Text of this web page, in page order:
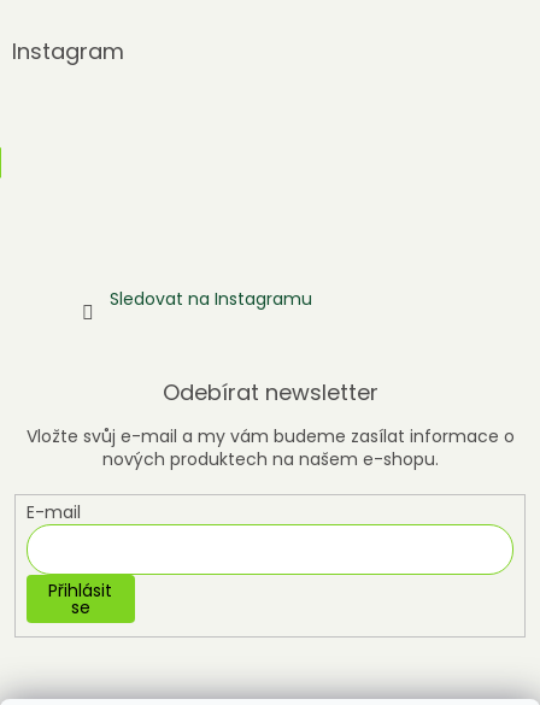
Instagram
Sledovat na Instagramu
Odebírat newsletter
Vložte svůj e-mail a my vám budeme zasílat informace o
nových produktech na našem e-shopu.
E-mail
Přihlásit
se